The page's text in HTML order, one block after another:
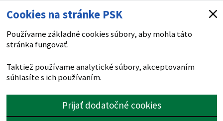
Cookies na stránke PSK
Používame základné cookies súbory, aby mohla táto
stránka fungovať.
Taktiež používame analytické súbory, akceptovaním
súhlasíte s ich používaním.
Prijať dodatočné cookies